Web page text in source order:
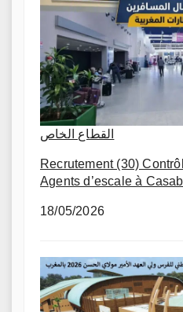
القطاع الخاص
Recrutement (30)
Agents d’escale à
18/05/2026